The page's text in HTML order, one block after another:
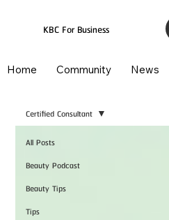
KBC For Business
Home Community News
All Posts
Beauty Podcast
Beauty Tips
Tips
Certified Consultant